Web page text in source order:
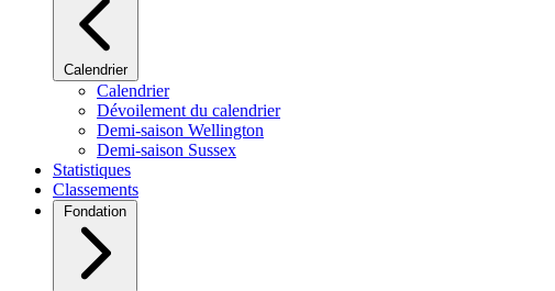
Calendrier
Calendrier
Dévoilement du calendrier
Demi-saison Wellington
Demi-saison Sussex
Statistiques
Classements
Fondation